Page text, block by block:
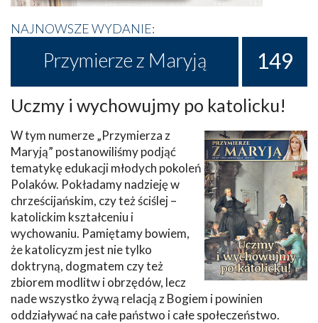
NAJNOWSZE WYDANIE:
Przymierze z Maryją 149
Uczmy i wychowujmy po katolicku!
W tym numerze „Przymierza z
Maryją” postanowiliśmy podjąć
tematykę edukacji młodych pokoleń
Polaków. Pokładamy nadzieję w
chrześcijańskim, czy też ściślej –
katolickim kształceniu i
wychowaniu. Pamiętamy bowiem,
że katolicyzm jest nie tylko
doktryną, dogmatem czy też
zbiorem modlitw i obrzędów, lecz
nade wszystko żywą relacją z Bogiem i powinien
oddziaływać na całe państwo i całe społeczeństwo.